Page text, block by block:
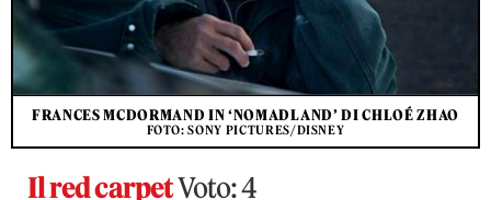
FRANCES MCDORMAND IN ‘NOMADLAND’ DI CHLOÉ ZHAO
FOTO: SONY PICTURES/DISNEY
Il red carpetVoto: 4